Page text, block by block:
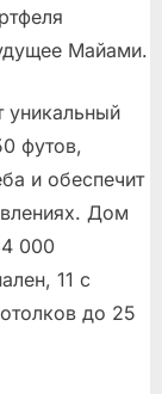
Майами.
уникальный
футов,
и обеспечит
Дом
000
11 с
до 25